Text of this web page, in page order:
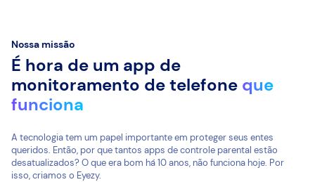
Nossa missão
É hora de um app de
monitoramento de telefone que
funciona
A tecnologia tem um papel importante em proteger seus entes
queridos. Então, por que tantos apps de controle parental estão
desatualizados? O que era bom há 10 anos, não funciona hoje. Por
isso, criamos o Eyezy.